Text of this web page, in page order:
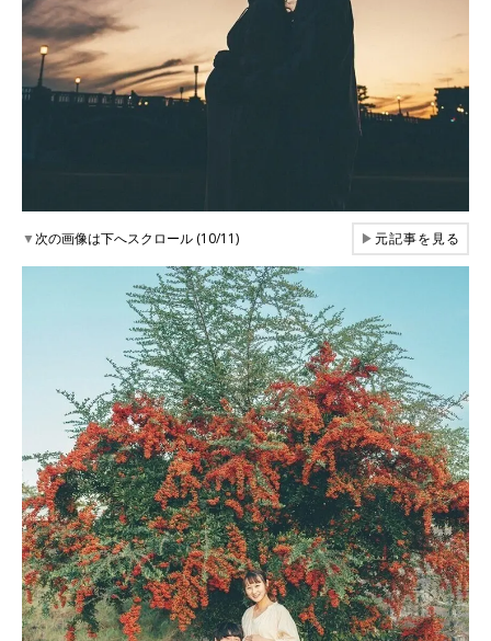
▼次の画像は下へスクロール (10/11) ▶元記事を見る